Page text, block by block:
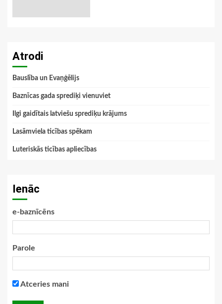
Atrodi
Bauslība un Evaņģēlijs
Baznīcas gada sprediķi vienuviet
Ilgi gaidītais latviešu sprediķu krājums
Lasāmviela ticības spēkam
Luteriskās ticības apliecības
Ienāc
e-baznīcēns
Parole
Atceries mani